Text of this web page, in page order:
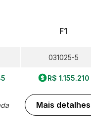
F1
031025-5
R$ 1.155.210
Mais detalhes